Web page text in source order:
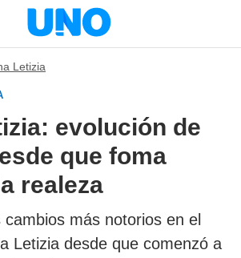
Letizia
evolución de
que foma
realeza
más notorios en el
Letizia desde que comenzó a